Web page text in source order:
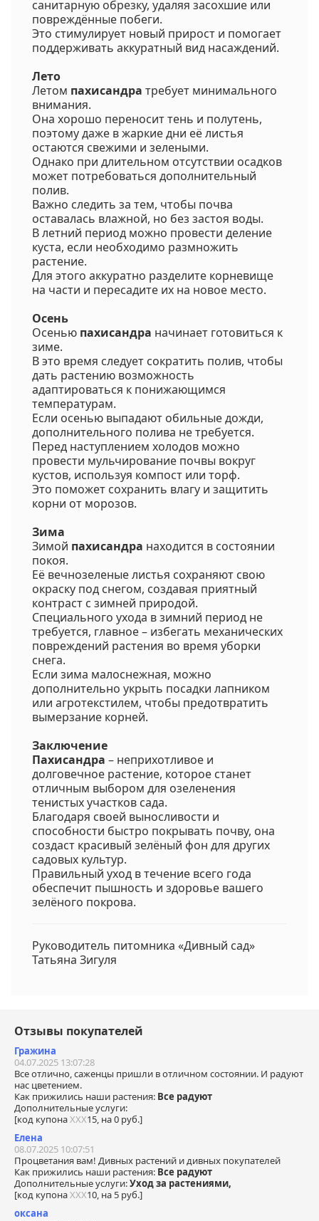
санитарную обрезку, удаляя засохшие или
повреждённые побеги.
Это стимулирует новый прирост и помогает
поддерживать аккуратный вид насаждений.
Лето
Летом пахисандра требует минимального
внимания.
Она хорошо переносит тень и полутень,
поэтому даже в жаркие дни её листья
остаются свежими и зелеными.
Однако при длительном отсутствии осадков
может потребоваться дополнительный
полив.
Важно следить за тем, чтобы почва
оставалась влажной, но без застоя воды.
В летний период можно провести деление
куста, если необходимо размножить
растение.
Для этого аккуратно разделите корневище
на части и пересадите их на новое место.
Осень
Осенью пахисандра начинает готовиться к
зиме.
В это время следует сократить полив, чтобы
дать растению возможность
адаптироваться к понижающимся
температурам.
Если осенью выпадают обильные дожди,
дополнительного полива не требуется.
Перед наступлением холодов можно
провести мульчирование почвы вокруг
кустов, используя компост или торф.
Это поможет сохранить влагу и защитить
корни от морозов.
Зима
Зимой пахисандра находится в состоянии
покоя.
Её вечнозеленые листья сохраняют свою
окраску под снегом, создавая приятный
контраст с зимней природой.
Специального ухода в зимний период не
требуется, главное – избегать механических
повреждений растения во время уборки
снега.
Если зима малоснежная, можно
дополнительно укрыть посадки лапником
или агротекстилем, чтобы предотвратить
вымерзание корней.
Заключение
Пахисандра – неприхотливое и
долговечное растение, которое станет
отличным выбором для озеленения
тенистых участков сада.
Благодаря своей выносливости и
способности быстро покрывать почву, она
создаст красивый зелёный фон для других
садовых культур.
Правильный уход в течение всего года
обеспечит пышность и здоровье вашего
зелёного покрова.
Руководитель питомника «Дивный сад»
Татьяна Зигуля
Отзывы покупателей
Гражина
04.07.2025 13:07:28
Все отлично, саженцы пришли в отличном состоянии. И радуют
нас цветением.
Как прижились наши растения: Все радуют
Дополнительные услуги:
[код купонаХХХ15, на 0 руб.]
Елена
08.07.2025 10:07:51
Процветания вам! Дивных растений и дивных покупателей
Как прижились наши растения: Все радуют
Дополнительные услуги:Уход за растениями,
[код купонаХХХ10, на 5 руб.]
оксана